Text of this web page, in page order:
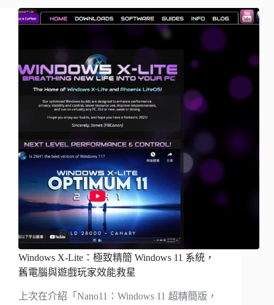
Windows X-Lite：極致精簡 Windows 11 系統，
舊電腦與遊戲玩家效能救星
上次在介紹「Nano11：Windows 11 超精簡版，